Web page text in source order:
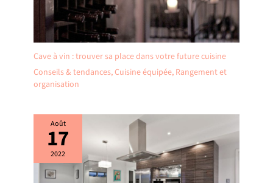
Cave à vin : trouver sa place dans votre future cuisine
Conseils & tendances,Cuisine équipée, Rangement et
organisation
Août
17
2022